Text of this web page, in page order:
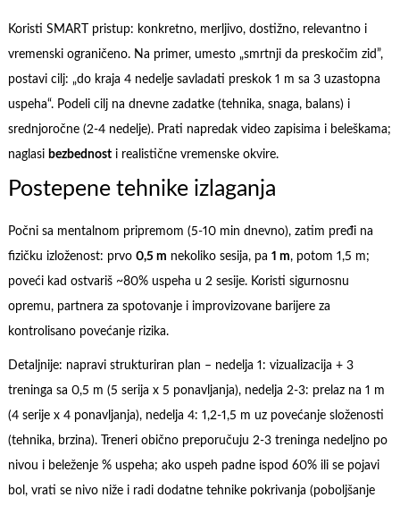
Koristi SMART pristup: konkretno, merljivo, dostižno, relevantno i
vremenski ograničeno. Na primer, umesto „smrtnji da preskočim zid”,
postavi cilj: „do kraja 4 nedelje savladati preskok 1 m sa 3 uzastopna
uspeha“. Podeli cilj na dnevne zadatke (tehnika, snaga, balans) i
srednjoročne (2-4 nedelje). Prati napredak video zapisima i beleškama;
naglasi bezbednosti realistične vremenske okvire.
Postepene tehnike izlaganja
Počni sa mentalnom pripremom (5-10 min dnevno), zatim pređi na
fizičku izloženost: prvo 0,5 m nekoliko sesija, pa 1 m, potom 1,5 m;
poveći kad ostvariš ~80% uspeha u 2 sesije. Koristi sigurnosnu
opremu, partnera za spotovanje i improvizovane barijere za
kontrolisano povećanje rizika.
Detaljnije: napravi strukturiran plan – nedelja 1: vizualizacija + 3
treninga sa 0,5 m (5 serija x 5 ponavljanja), nedelja 2-3: prelaz na 1 m
(4 serije x 4 ponavljanja), nedelja 4: 1,2-1,5 m uz povećanje složenosti
(tehnika, brzina). Treneri obično preporučuju 2-3 treninga nedeljno po
nivou i beleženje % uspeha; ako uspeh padne ispod 60% ili se pojavi
bol, vrati se nivo niže i radi dodatne tehnike pokrivanja (poboljšanje